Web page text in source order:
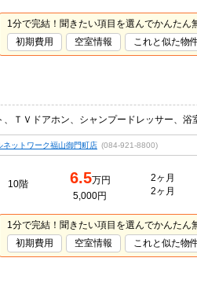
1分で完結！聞きたい項目を選んでかんたん
初期費用
空室情報 これと似た物
ＴＶドアホン、シャンプードレッサー、浴
ネットワーク福山御門町店 (084-921-8800)
10階 6.5万円
5,000円
2ヶ月
2ヶ月
1分で完結！聞きたい項目を選んでかんたん
初期費用
空室情報 これと似た物